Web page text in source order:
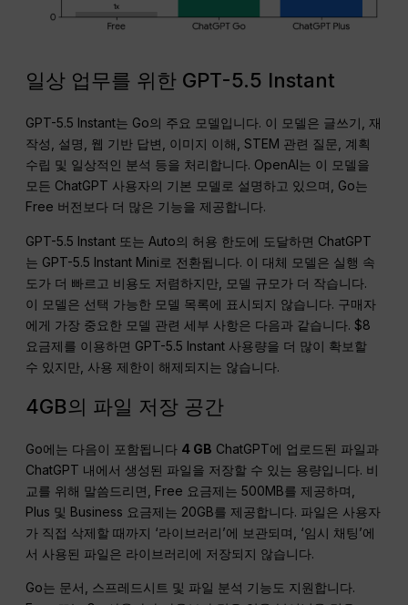
일상 업무를 위한 GPT-5.5 Instant
GPT-5.5 Instant는 Go의 주요 모델입니다. 이 모델은 글쓰기, 재
작성, 설명, 웹 기반 답변, 이미지 이해, STEM 관련 질문, 계획
수립 및 일상적인 분석 등을 처리합니다. OpenAI는 이 모델을
모든 ChatGPT 사용자의 기본 모델로 설명하고 있으며, Go는
Free 버전보다 더 많은 기능을 제공합니다.
GPT-5.5 Instant 또는 Auto의 허용 한도에 도달하면 ChatGPT
는 GPT-5.5 Instant Mini로 전환됩니다. 이 대체 모델은 실행 속
도가 더 빠르고 비용도 저렴하지만, 모델 규모가 더 작습니다.
이 모델은 선택 가능한 모델 목록에 표시되지 않습니다. 구매자
에게 가장 중요한 모델 관련 세부 사항은 다음과 같습니다. $8
요금제를 이용하면 GPT-5.5 Instant 사용량을 더 많이 확보할
수 있지만, 사용 제한이 해제되지는 않습니다.
4GB의 파일 저장 공간
Go에는 다음이 포함됩니다 4 GB ChatGPT에 업로드된 파일과
ChatGPT 내에서 생성된 파일을 저장할 수 있는 용량입니다. 비
교를 위해 말씀드리면, Free 요금제는 500MB를 제공하며,
Plus 및 Business 요금제는 20GB를 제공합니다. 파일은 사용자
가 직접 삭제할 때까지 ‘라이브러리’에 보관되며, ‘임시 채팅’에
서 사용된 파일은 라이브러리에 저장되지 않습니다.
Go는 문서, 스프레드시트 및 파일 분석 기능도 지원합니다.